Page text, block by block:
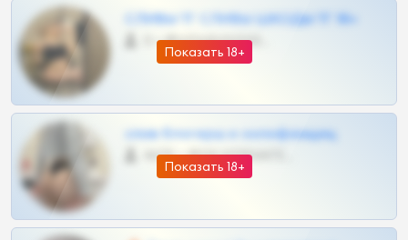
Показать 18+
СЛИВЫ ТГ СЛИВЫ ШКОДЫ ТГ 18+
0 •
Показать 18+
слив блогерш и онлифанщиц
4675 •